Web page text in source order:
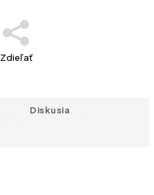
Zdieľať
Diskusia